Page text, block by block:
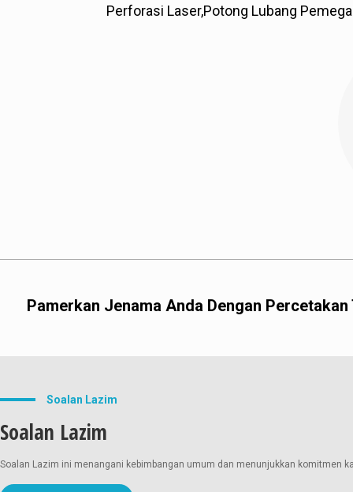
Perforasi Laser,Potong Lubang
Pamerkan Jenama Anda Dengan
Percetakan Gravure:
Soalan Lazim
Soalan Lazim
Soalan Lazim ini menangani kebimbangan umum dan menunjukkan komitmen